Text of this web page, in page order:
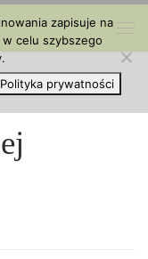
zapisuje na
celu szybszego
Polityka prywatności